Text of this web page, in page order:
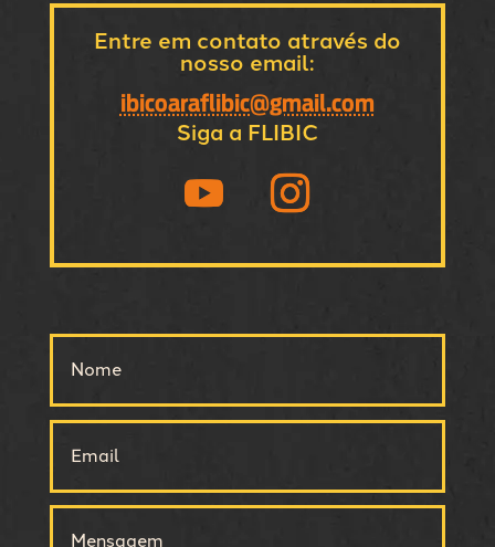
Entre em contato através do
nosso email:
ibicoaraflibic@gmail.com
Siga a FLIBIC